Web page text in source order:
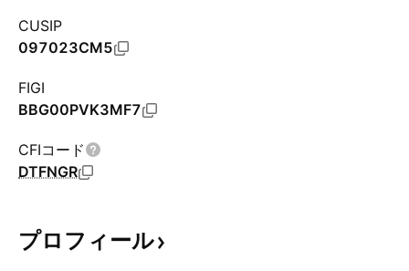
CUSIP
097023CM5
FIGI
BBG00PVK3MF7
CFIコード
DTFNGR
プロフィール